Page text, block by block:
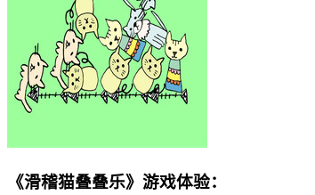
《滑稽猫叠叠乐》游戏体验：